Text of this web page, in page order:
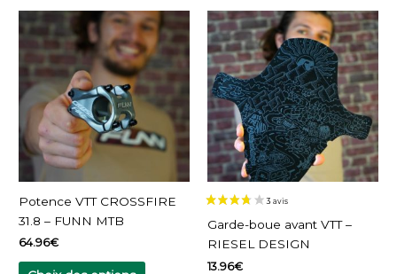
Potence VTT CROSSFIRE
31.8 – FUNN MTB
64.96€
Ce
produit
a
variations.
Les
options
peuvent
choisies
Garde-boue avant VTT –
RIESEL DESIGN
13.96€
Ce
produit
a
plusieurs
variations.
Les
options
peuvent
être